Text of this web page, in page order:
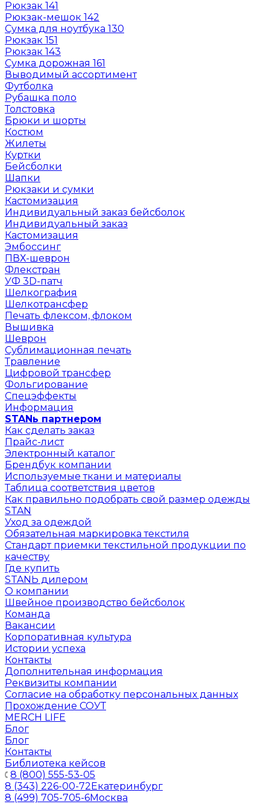
Рюкзак 141
Рюкзак-мешок 142
Сумка для ноутбука 130
Рюкзак 151
Рюкзак 143
Сумка дорожная 161
Выводимый ассортимент
Футболка
Рубашка поло
Толстовка
Брюки и шорты
Костюм
Жилеты
Куртки
Бейсболки
Шапки
Рюкзаки и сумки
Кастомизация
Индивидуальный заказ бейсболок
Индивидуальный заказ
Кастомизация
Эмбоссинг
ПВХ-шеврон
Флекстран
УФ 3D-патч
Шелкография
Шелкотрансфер
Печать флексом, флоком
Вышивка
Шеврон
Сублимационная печать
Травление
Цифровой трансфер
Фольгирование
Спецэффекты
Информация
STANь партнером
Как сделать заказ
Прайс-лист
Электронный каталог
Брендбук компании
Используемые ткани и материалы
Таблица соответствия цветов
Как правильно подобрать свой размер одежды
STAN
Уход за одеждой
Обязательная маркировка текстиля
Стандарт приемки текстильной продукции по
качеству
Где купить
STANЬ дилером
О компании
Швейное производство бейсболок
Команда
Вакансии
Корпоративная культура
Истории успеха
Контакты
Дополнительная информация
Реквизиты компании
Согласие на обработку персональных данных
Прохождение СОУТ
MERCH LIFE
Блог
Блог
Контакты
Библиотека кейсов
8 (800) 555-53-05
8 (343) 226-00-72Екатеринбург
8 (499) 705-705-6Москва